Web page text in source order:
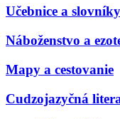
Učebnice a slovníky
Náboženstvo a
Mapy a cestovanie
Cudzojazyčná